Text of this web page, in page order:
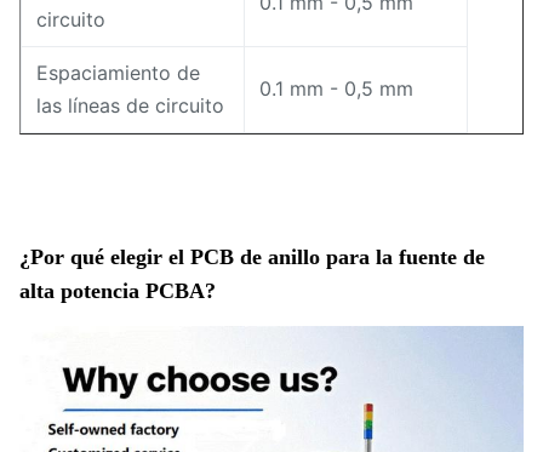
circuito
Espaciamiento de
las líneas de circuito
0.1 mm - 0,5 mm
¿Por qué elegir el PCB de anillo para la fuente de
alta potencia PCBA?